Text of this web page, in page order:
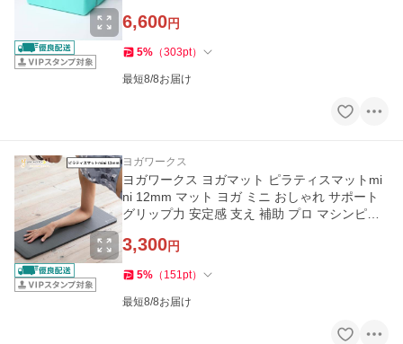
6,600円
5% （303pt）
最短8/8お届け
ヨガワークス
ヨガワークス ヨガマット ピラティスマットmi
ni 12mm マット ヨガ ミニ おしゃれ サポート
グリップ力 安定感 支え 補助 プロ マシンピラ
3,300円
5% （ 151pt）
最短8/8お届け